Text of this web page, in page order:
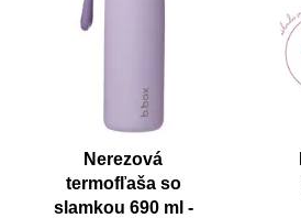
Nerezová
termofľaša so
slamkou 690 ml -